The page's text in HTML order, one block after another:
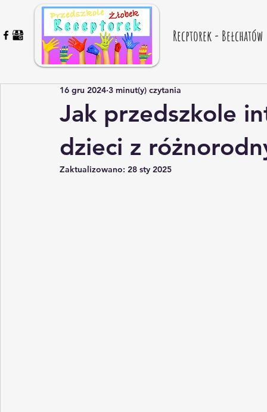
Recptorek - Bełchatów
Jak przedszkole
dzieci z
16 gru 2024 3 minut(y) czytania
Zaktualizowano: 28 sty 2025